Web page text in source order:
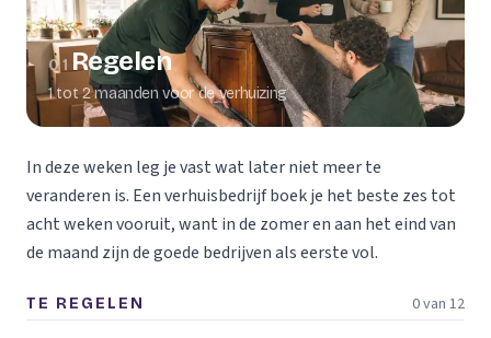
01 Regelen
1 tot 2 maanden voor de verhuizing
In deze weken leg je vast wat later niet meer te
veranderen is. Een verhuisbedrijf boek je het beste zes tot
acht weken vooruit, want in de zomer en aan het eind van
de maand zijn de goede bedrijven als eerste vol.
TE REGELEN 0 van 12